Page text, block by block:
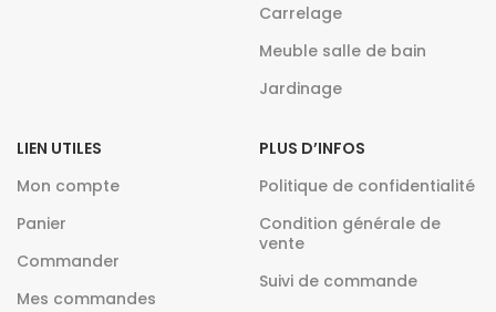
Carrelage
Meuble salle de bain
Jardinage
LIEN UTILES
Mon compte
Panier
Commander
Mes commandes
PLUS D’INFOS
Politique de confidentialité
Condition générale de
vente
Suivi de commande